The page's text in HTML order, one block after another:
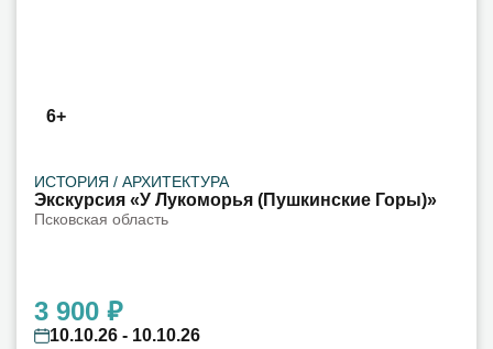
6+
ИСТОРИЯ / АРХИТЕКТУРА
Экскурсия «У Лукоморья (Пушкинские Горы)»
Псковская область
3 900 ₽
10.10.26 - 10.10.26